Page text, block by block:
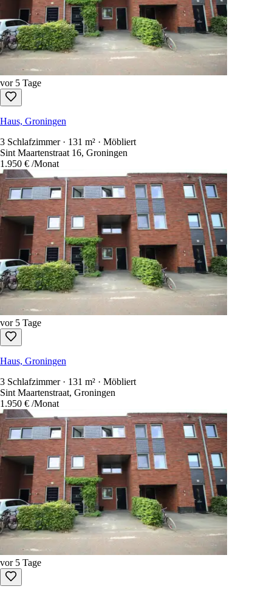
vor 5 Tage
Haus, Groningen
3 Schlafzimmer · 131 m² · Möbliert
Sint Maartenstraat 16, Groningen
1.950 € /Monat
vor 5 Tage
Haus, Groningen
3 Schlafzimmer · 131 m² · Möbliert
Sint Maartenstraat, Groningen
1.950 € /Monat
vor 5 Tage